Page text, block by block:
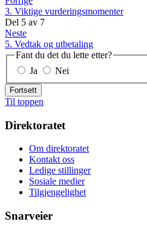
3. Viktige vurderingsmomenter
Del 5 av 7
Neste
5. Vedtak og utbetaling
Fant du det du lette etter?
Ja
Nei
Fortsett
Til toppen
Direktoratet
Om direktoratet
Kontakt oss
Ledige stillinger
Sosiale medier
Tilgjengelighet
Snarveier